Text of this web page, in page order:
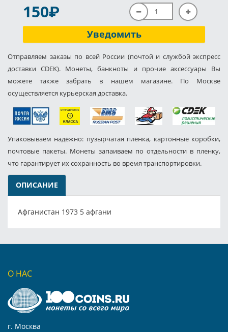
150P
Уведомить
Отправляем заказы по всей России (почтой и службой экспресс
доставки CDEK). Монеты, банкноты и прочие аксессуары Вы
можете также забрать в нашем магазине. По Москве
осуществляется курьерская доставка.
Упаковываем надёжно: пузырчатая плёнка, картонные коробки,
почтовые пакеты. Монеты запаиваем по отдельности в пленку,
что гарантирует их сохранность во время транспортировки.
ОПИСАНИЕ
Афганистан 1973 5 афгани
О НАС
г. Москва